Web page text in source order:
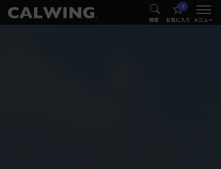
® 検索
0
お気に入り メニュー
®